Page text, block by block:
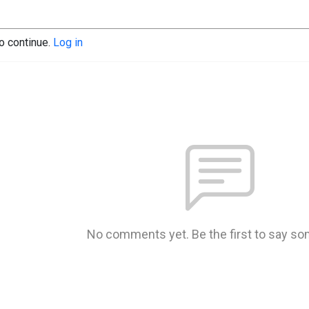
continue. Log in
No comments yet. Be the first to say